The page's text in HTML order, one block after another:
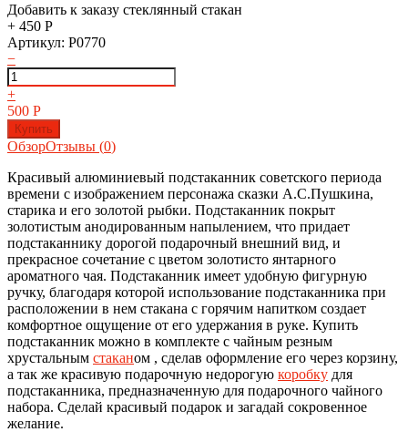
Добавить к заказу стеклянный стакан
+ 450 Р
Артикул: P0770
−
+
500 Р
ОбзорОтзывы (0)
Красивый алюминиевый подстаканник советского периода
времени с изображением персонажа сказки А.С.Пушкина,
старика и его золотой рыбки. Подстаканник покрыт
золотистым анодированным напылением, что придает
подстаканнику дорогой подарочный внешний вид, и
прекрасное сочетание с цветом золотисто янтарного
ароматного чая. Подстаканник имеет удобную фигурную
ручку, благодаря которой использование подстаканника при
расположении в нем стакана с горячим напитком создает
комфортное ощущение от его удержания в руке. Купить
подстаканник можно в комплекте с чайным резным
хрустальным стаканом , сделав оформление его через корзину,
а так же красивую подарочную недорогую коробку для
подстаканника, предназначенную для подарочного чайного
набора. Сделай красивый подарок и загадай сокровенное
желание.